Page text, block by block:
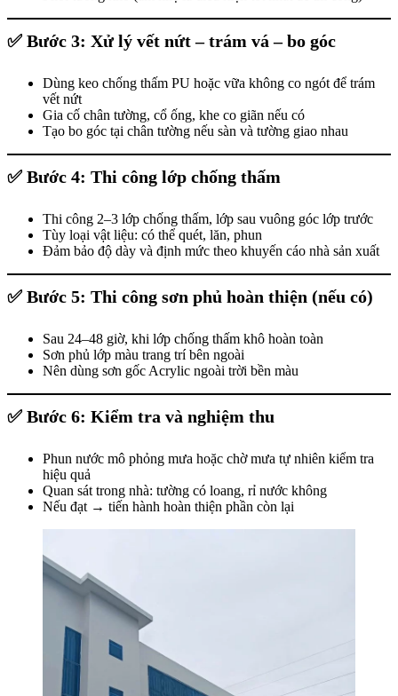
✅ Bước 3: Xử lý vết nứt – trám vá – bo góc
Dùng keo chống thấm PU hoặc vữa không co ngót để trám
vết nứt
Gia cố chân tường, cổ ống, khe co giãn nếu có
Tạo bo góc tại chân tường nếu sàn và tường giao nhau
✅ Bước 4: Thi công lớp chống thấm
Thi công 2–3 lớp chống thấm, lớp sau vuông góc lớp trước
Tùy loại vật liệu: có thể quét, lăn, phun
Đảm bảo độ dày và định mức theo khuyến cáo nhà sản xuất
✅ Bước 5: Thi công sơn phủ hoàn thiện (nếu có)
Sau 24–48 giờ, khi lớp chống thấm khô hoàn toàn
Sơn phủ lớp màu trang trí bên ngoài
Nên dùng sơn gốc Acrylic ngoài trời bền màu
✅ Bước 6: Kiểm tra và nghiệm thu
Phun nước mô phỏng mưa hoặc chờ mưa tự nhiên kiểm tra
hiệu quả
Quan sát trong nhà: tường có loang, rỉ nước không
Nếu đạt → tiến hành hoàn thiện phần còn lại